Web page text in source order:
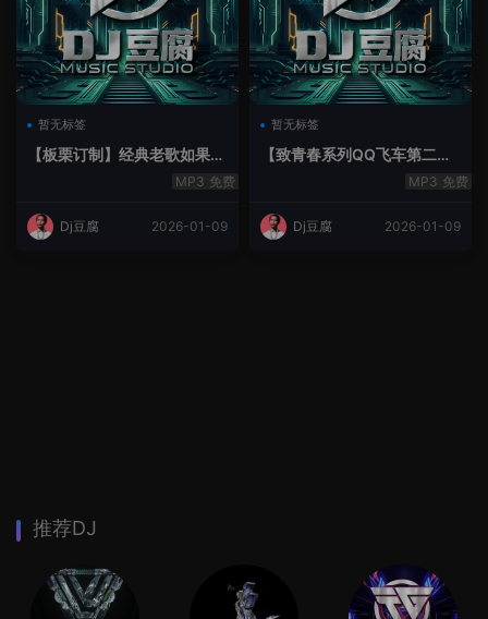
暂无标签
【板栗订制】经典老歌如果最
后不是你House Lak串烧弹免费
Dj豆腐 2026-01-09
暂无标签
【致青春系列QQ飞车第二季
免费
Dj豆腐 2026-01-09
推荐DJ